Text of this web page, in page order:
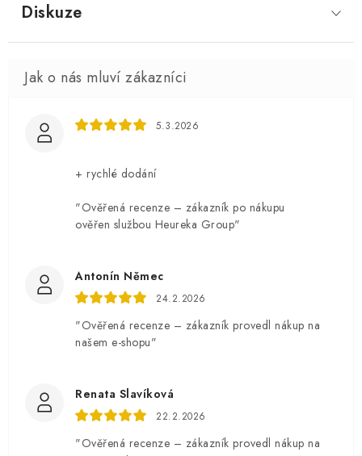
Diskuze
5.3.2026
+ rychlé dodání
"Ověřená recenze – zákazník po nákupu
ověřen službou Heureka Group"
Antonín Němec
24.2.2026
"Ověřená recenze – zákazník provedl nákup na
našem e-shopu"
Renata Slavíková
22.2.2026
"Ověřená recenze – zákazník provedl nákup na